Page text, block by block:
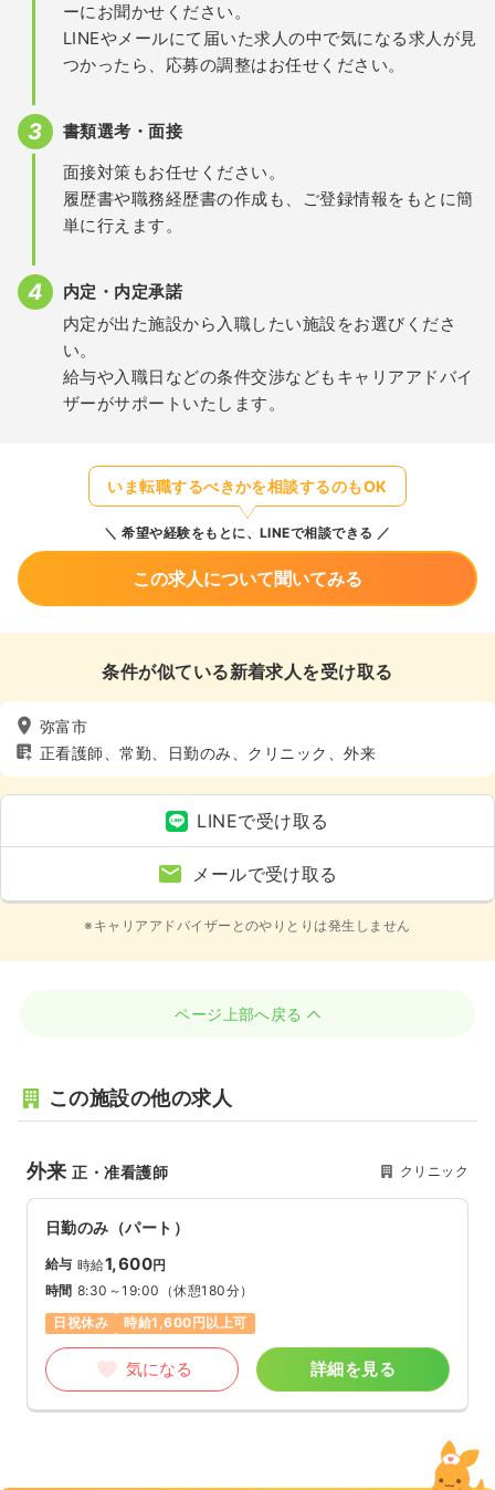
ーにお聞かせください。
LINEやメールにて届いた求人の中で気になる求人が見
つかったら、応募の調整はお任せください。
書類選考・面接
面接対策もお任せください。
履歴書や職務経歴書の作成も、ご登録情報をもとに簡
単に行えます。
内定・内定承諾
内定が出た施設から入職したい施設をお選びくださ
い。
給与や入職日などの条件交渉などもキャリアアドバイ
ザーがサポートいたします。
いま転職するべきかを相談するのもOK
希望や経験をもとに、LINEで相談できる
この求人について聞いてみる
条件が似ている新着求人を受け取る
弥富市
正看護師、常勤、日勤のみ、クリニック、外来
LINEで受け取る
メールで受け取る
※キャリアアドバイザーとのやりとりは発生しません
ページ上部へ戻る
この施設の他の求人
外来正・准看護師 クリニック
日勤のみ（パート）
給与 時給1,600円
時間 8:30～19:00 （休憩180分）
日祝休み
時給1,600円以上可
気になる 詳細を見る